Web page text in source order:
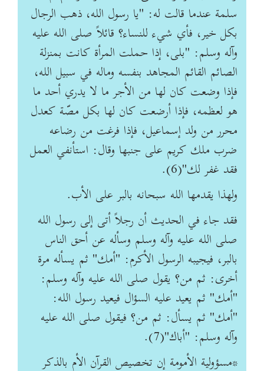
سلمة عندما قالت له: "يا رسول الله، ذهب الرجال
بكل خير، فأي شي‏ء للنساء؟ قائلاً صلى الله عليه
وآله وسلم: "بلى، إذا حملت المرأة كانت بمنزلة
الصائم القائم المجاهد بنفسه وماله في سبيل الله،
فإذا وضعت كان لها من الأجر ما لا يدري أحد ما
هو لعظمه، فإذا أرضعت كان لها بكل مصّة كعدل
محرر من ولد إسماعيل، فإذا فرغت من رضاعه
ضرب ملك كريم على جنبها وقال: استأنفي العمل
فقد غفر لك"(6).
ولهذا يقدمها الله سبحانه بالبر على الأب.
فقد جاء في الحديث أن رجلاً أتى إلى رسول الله
صلى الله عليه وآله وسلم وسأله عن أحق الناس
بالبر، فيجيبه الرسول الأكرم: "أمك" ثم يسأله مرة
أخرى: ثم من؟ يقول صلى الله عليه وآله وسلم:
"أمك" ثم يعيد عليه السؤال فيعيد رسول الله:
"أمك" ثم يسأل: ثم من؟ فيقول صلى الله عليه
وآله وسلم: "أباك"(7).
*مسؤولية الأمومة إن تخصيص القرآن الأم بالذكر